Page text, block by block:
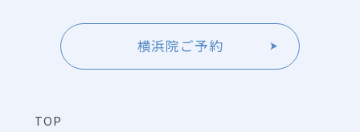
横浜院ご予約
TOP